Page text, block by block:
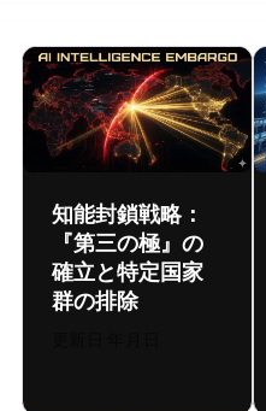
知能封鎖戦略：
『第三の極』の
確立と特定国家
群の排除